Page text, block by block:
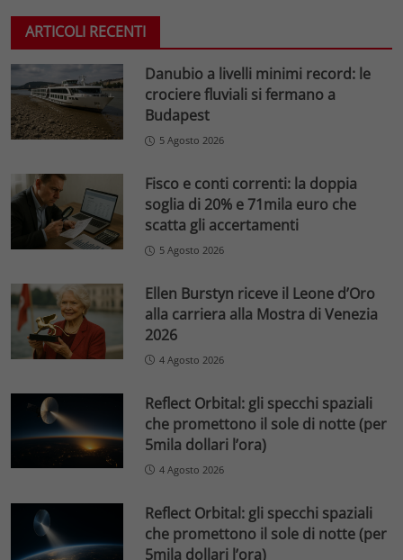
ARTICOLI RECENTI
Danubio a livelli minimi record: le
crociere fluviali si fermano a
Budapest
5 Agosto 2026
Fisco e conti correnti: la doppia
soglia di 20% e 71mila euro che
scatta gli accertamenti
5 Agosto 2026
Ellen Burstyn riceve il Leone d’Oro
alla carriera alla Mostra di Venezia
2026
4 Agosto 2026
Reflect Orbital: gli specchi spaziali
che promettono il sole di notte (per
5mila dollari l’ora)
4 Agosto 2026
Reflect Orbital: gli specchi spaziali
che promettono il sole di notte (per
5mila dollari l’ora)